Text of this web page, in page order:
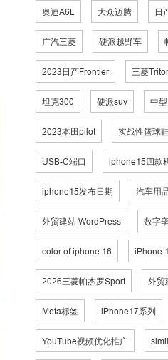
奥迪A6L 大众迈腾 日
广汽三菱 硬派越野车
2023日产Frontier 三菱
坦克300 硬派suv 中
2023本田pilot 实战性篮球
USB-C端口 iphone15四款
iphone15发布日期 汽车用
外贸建站 WordPress 数字
color of iphone 16 iPhone
2026三菱帕杰罗Sport 外贸
Meta标签 iPhone17系列
YouTube视频优化推广